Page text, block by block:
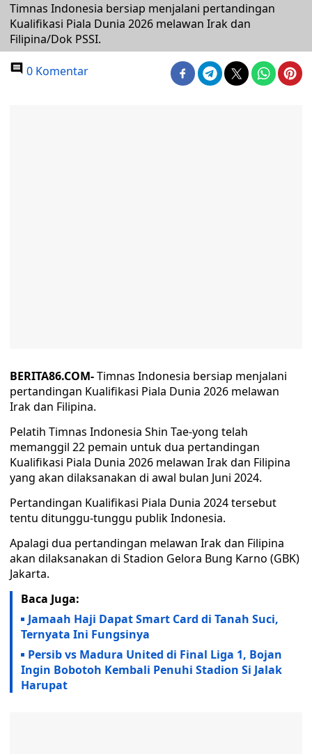
Timnas Indonesia bersiap menjalani pertandingan
Kualifikasi Piala Dunia 2026 melawan Irak dan
Filipina/Dok PSSI.
0 Komentar
BERITA86.COM-Timnas Indonesia bersiap menjalani
pertandingan Kualifikasi Piala Dunia 2026 melawan
Irak dan Filipina.
Pelatih Timnas Indonesia Shin Tae-yong telah
memanggil 22 pemain untuk dua pertandingan
Kualifikasi Piala Dunia 2026 melawan Irak dan Filipina
yang akan dilaksanakan di awal bulan Juni 2024.
Pertandingan Kualifikasi Piala Dunia 2024 tersebut
tentu ditunggu-tunggu publik Indonesia.
Apalagi dua pertandingan melawan Irak dan Filipina
akan dilaksanakan di Stadion Gelora Bung Karno (GBK)
Jakarta.
Baca Juga:
Jamaah Haji Dapat Smart Card di Tanah Suci,
Ternyata Ini Fungsinya
Persib vs Madura United di Final Liga 1, Bojan
Ingin Bobotoh Kembali Penuhi Stadion Si Jalak
Harupat